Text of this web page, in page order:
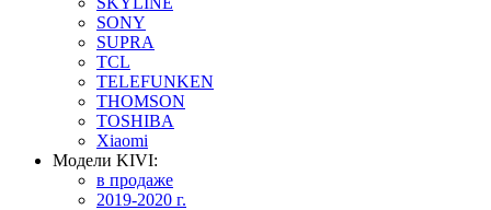
SONY
SUPRA
TCL
TELEFUNKEN
THOMSON
TOSHIBA
Xiaomi
Модели KIVI:
в продаже
2019-2020 г.